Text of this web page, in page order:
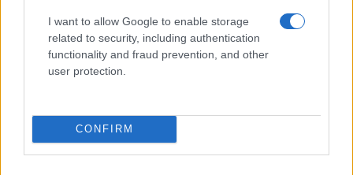
I want to allow Google to enable storage
related to security, including authentication
functionality and fraud prevention, and other
user protection.
CONFIRM
New Basket Brindisi in Serie A2 2026-2026:
rosa, staff e novità
Panoramica dettagliata sulla stagione 2026-2026 del New
Basket Brindisi: giocatori, allenatore, dirigenza e acquisti
ALTRI SPORT